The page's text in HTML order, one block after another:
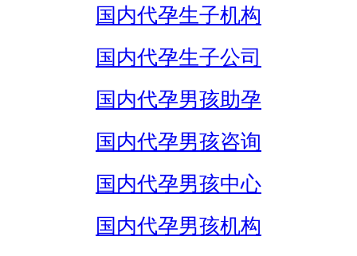
国内代孕生子机构
国内代孕生子公司
国内代孕男孩助孕
国内代孕男孩咨询
国内代孕男孩中心
国内代孕男孩机构